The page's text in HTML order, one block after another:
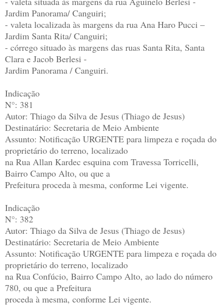
Jardim Panorama/ Canguiri;
- valeta localizada às margens da rua Ana Haro Pucci –
Jardim Santa Rita/ Canguiri;
- córrego situado às margens das ruas Santa Rita, Santa
Clara e Jacob Berlesi -
Jardim Panorama / Canguiri.
Indicação
N°: 381
Autor: Thiago da Silva de Jesus (Thiago de Jesus)
Destinatário: Secretaria de Meio Ambiente
Assunto: Notificação URGENTE para limpeza e roçada do
proprietário do terreno, localizado
na Rua Allan Kardec esquina com Travessa Torricelli,
Bairro Campo Alto, ou que a
Prefeitura proceda à mesma, conforme Lei vigente.
Indicação
N°: 382
Autor: Thiago da Silva de Jesus (Thiago de Jesus)
Destinatário: Secretaria de Meio Ambiente
Assunto: Notificação URGENTE para limpeza e roçada do
proprietário do terreno, localizado
na Rua Confúcio, Bairro Campo Alto, ao lado do número
780, ou que a Prefeitura
proceda à mesma, conforme Lei vigente.